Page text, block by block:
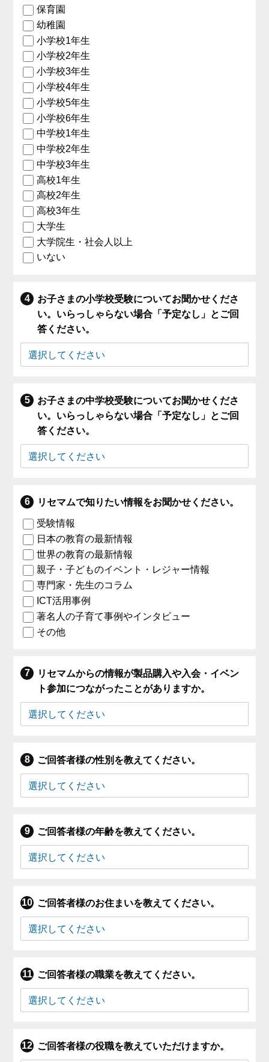
保育園
幼稚園
小学校1年生
小学校2年生
小学校3年生
小学校4年生
小学校5年生
小学校6年生
中学校1年生
中学校2年生
中学校3年生
高校1年生
高校2年生
高校3年生
大学生
大学院生・社会人以上
いない
お子さまの小学校受験についてお聞かせくださ
い。いらっしゃらない場合「予定なし」とご回
答ください。
お子さまの中学校受験についてお聞かせくださ
い。いらっしゃらない場合「予定なし」とご回
答ください。
リセマムで知りたい情報をお聞かせください。
受験情報
日本の教育の最新情報
世界の教育の最新情報
親子・子どものイベント・レジャー情報
専門家・先生のコラム
ICT活用事例
著名人の子育て事例やインタビュー
その他
リセマムからの情報が製品購入や入会・イベン
ト参加につながったことがありますか。
ご回答者様の性別を教えてください。
ご回答者様の年齢を教えてください。
ご回答者様のお住まいを教えてください。
ご回答者様の職業を教えてください。
ご回答者様の役職を教えていただけますか。